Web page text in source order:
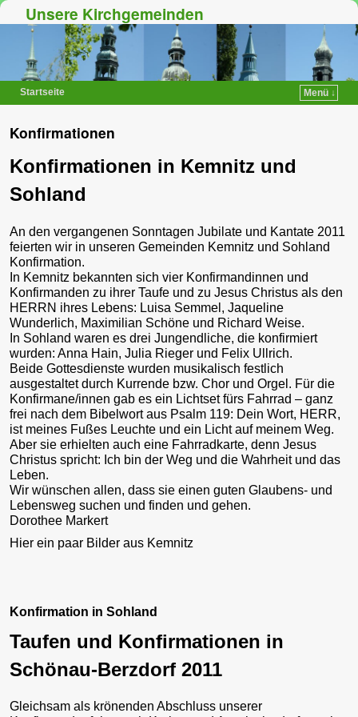
Unsere Kirchgemeinden
Startseite
Menü ↓
Konfirmationen
Konfirmationen in Kemnitz und
Sohland
An den vergangenen Sonntagen Jubilate und Kantate 2011
feierten wir in unseren Gemeinden Kemnitz und Sohland
Konfirmation.
In Kemnitz bekannten sich vier Konfirmandinnen und
Konfirmanden zu ihrer Taufe und zu Jesus Christus als den
HERRN ihres Lebens: Luisa Semmel, Jaqueline
Wunderlich, Maximilian Schöne und Richard Weise.
In Sohland waren es drei Jungendliche, die konfirmiert
wurden: Anna Hain, Julia Rieger und Felix Ullrich.
Beide Gottesdienste wurden musikalisch festlich
ausgestaltet durch Kurrende bzw. Chor und Orgel. Für die
Konfirmane/innen gab es ein Lichtset fürs Fahrrad – ganz
frei nach dem Bibelwort aus Psalm 119: Dein Wort, HERR,
ist meines Fußes Leuchte und ein Licht auf meinem Weg.
Aber sie erhielten auch eine Fahrradkarte, denn Jesus
Christus spricht: Ich bin der Weg und die Wahrheit und das
Leben.
Wir wünschen allen, dass sie einen guten Glaubens- und
Lebensweg suchen und finden und gehen.
Dorothee Markert
Hier ein paar Bilder aus Kemnitz
Konfirmation in Sohland
Taufen und Konfirmationen in
Schönau-Berzdorf 2011
Gleichsam als krönenden Abschluss unserer